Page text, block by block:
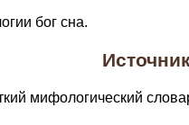
бог сна.
мифологический